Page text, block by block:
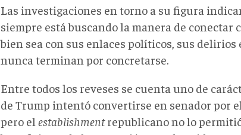
Las investigaciones en torno a su figura
siempre está buscando la manera de conectar
bien sea con sus enlaces políticos, sus
nunca terminan por concretarse.
Entre todos los reveses se cuenta uno de
de Trump intentó convertirse en senador por
pero el establishmentrepublicano no lo